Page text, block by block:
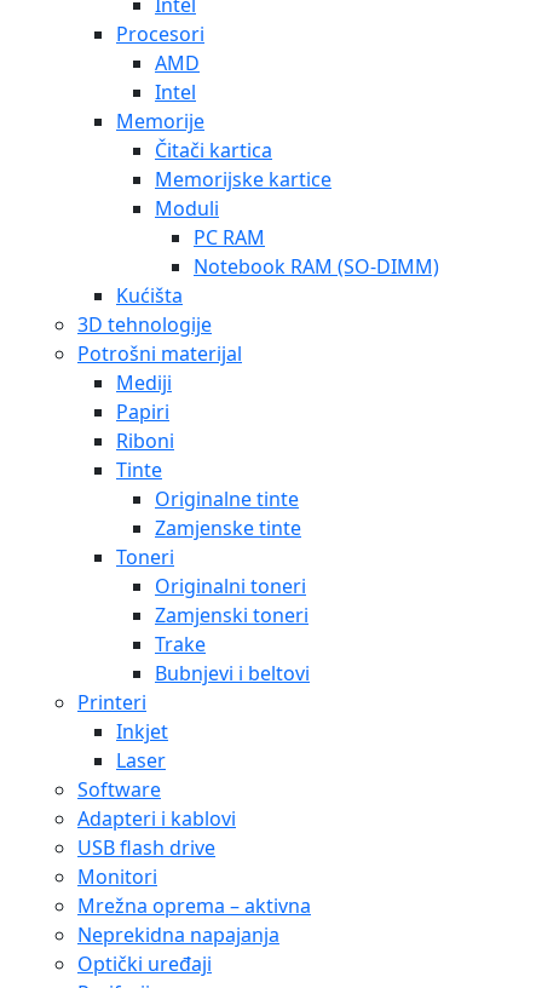
Procesori
AMD
Intel
Memorije
Čitači kartica
Memorijske kartice
Moduli
PC RAM
Notebook RAM (SO-DIMM)
Kućišta
3D tehnologije
Potrošni materijal
Mediji
Papiri
Riboni
Tinte
Originalne tinte
Zamjenske tinte
Toneri
Originalni toneri
Zamjenski toneri
Trake
Bubnjevi i beltovi
Printeri
Inkjet
Laser
Software
Adapteri i kablovi
USB flash drive
Monitori
Mrežna oprema – aktivna
Neprekidna napajanja
Optički uređaji